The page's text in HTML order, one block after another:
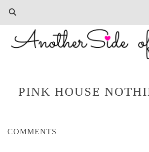
PINK HOUSE
COMMENTS